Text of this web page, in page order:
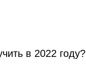
в 2022 году?